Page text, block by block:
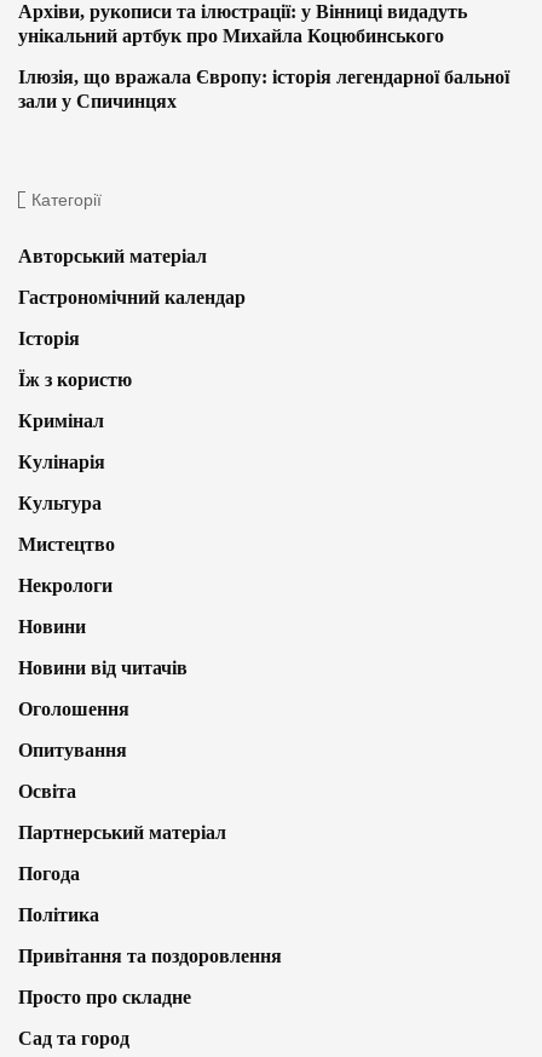
Архіви, рукописи та ілюстрації: у Вінниці видадуть
унікальний артбук про Михайла Коцюбинського
Ілюзія, що вражала Європу: історія легендарної бальної
зали у Спичинцях
Категорії
Авторський матеріал
Гастрономічний календар
Історія
Їж з користю
Кримінал
Кулінарія
Культура
Мистецтво
Некрологи
Новини
Новини від читачів
Оголошення
Опитування
Освіта
Партнерський матеріал
Погода
Політика
Привітання та поздоровлення
Просто про складне
Сад та город